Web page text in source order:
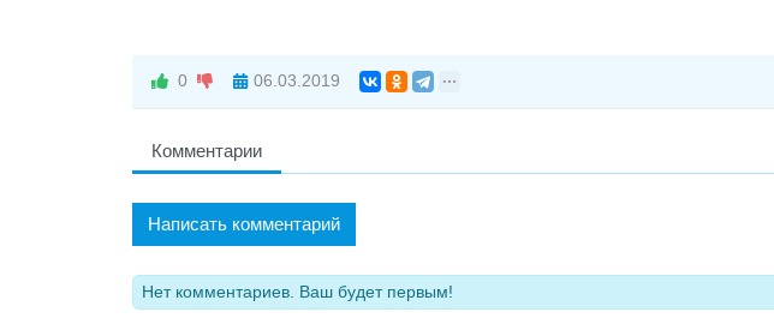
0 06.03.2019
Комментарии
Написать комментарий
Нет комментариев. Ваш будет первым!